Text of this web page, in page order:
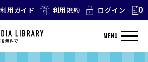
利用ガイド 利用規約 ログイン 0
MENU